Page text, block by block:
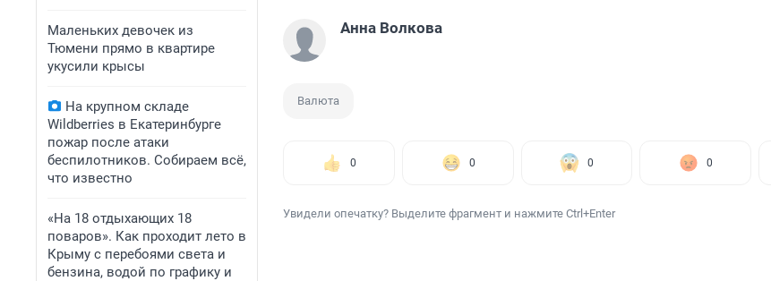
Маленьких девочек из
Тюмени прямо в квартире
укусили крысы
На крупном складе
Wildberries в Екатеринбурге
пожар после атаки
беспилотников. Собираем всё,
что известно
«На 18 отдыхающих 18
поваров». Как проходит лето в
Крыму с перебоями света и
бензина, водой по графику и
Анна Волкова
Валюта
0 0 0 0
Увидели опечатку? Выделите фрагмент и нажмите Ctrl+Enter